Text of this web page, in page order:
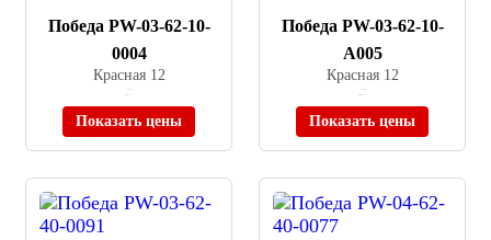
Победа PW-03-62-10-
0004
Красная 12
Показать цены
Победа PW-03-62-10-
A005
Красная 12
Показать цены